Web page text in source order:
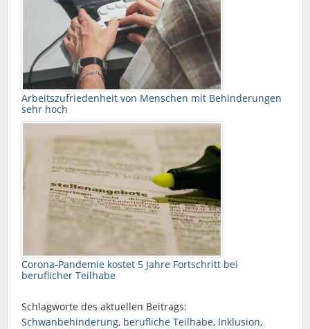
Arbeitszufriedenheit von Menschen mit Behinderungen
sehr hoch
Corona-Pandemie kostet 5 Jahre Fortschritt bei
beruflicher Teilhabe
Schlagworte des aktuellen Beitrags:
Schwanbehinderung, berufliche Teilhabe, Inklusion,